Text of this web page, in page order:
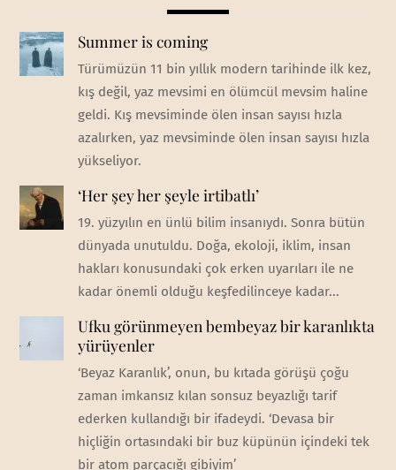
Summer is coming
Türümüzün 11 bin yıllık modern tarihinde ilk kez,
kış değil, yaz mevsimi en ölümcül mevsim haline
geldi. Kış mevsiminde ölen insan sayısı hızla
azalırken, yaz mevsiminde ölen insan sayısı hızla
yükseliyor.
‘Her şey her şeyle irtibatlı’
19. yüzyılın en ünlü bilim insanıydı. Sonra bütün
dünyada unutuldu. Doğa, ekoloji, iklim, insan
hakları konusundaki çok erken uyarıları ile ne
kadar önemli olduğu keşfedilinceye kadar...
Ufku görünmeyen bembeyaz bir karanlıkta
yürüyenler
‘Beyaz Karanlık’, onun, bu kıtada görüşü çoğu
zaman imkansız kılan sonsuz beyazlığı tarif
ederken kullandığı bir ifadeydi. ‘Devasa bir
hiçliğin ortasındaki bir buz küpünün içindeki tek
bir atom parçacığı gibiyim’